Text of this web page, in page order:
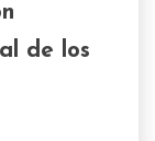
de los